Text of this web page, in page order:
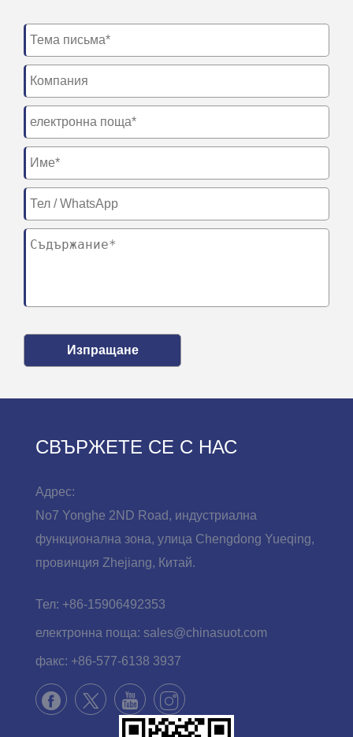
Изпращане
СВЪРЖЕТЕ СЕ С НАС
Адрес:
No7 Yonghe 2ND Road, индустриална
функционална зона, улица Chengdong Yueqing,
провинция Zhejiang, Китай.
Тел: +86-15906492353
електронна поща: sales@chinasuot.com
факс: +86-577-6138 3937